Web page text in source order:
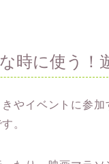
時に使う
やイベントに参
。